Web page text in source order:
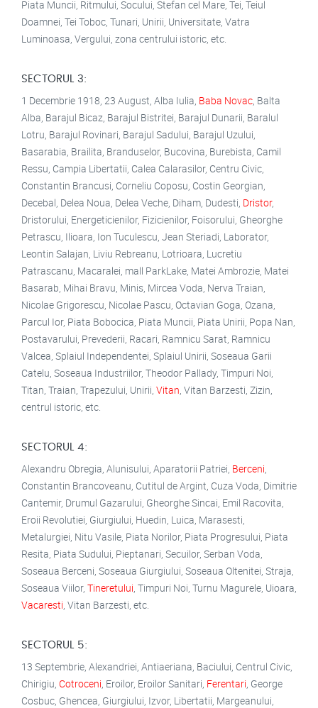
Piata Muncii, Ritmului, Socului, Stefan cel Mare, Tei, Teiul
Doamnei, Tei Toboc, Tunari, Unirii, Universitate, Vatra
Luminoasa, Vergului, zona centrului istoric, etc.
SECTORUL 3:
1 Decembrie 1918, 23 August, Alba Iulia, Baba Novac, Balta
Alba, Barajul Bicaz, Barajul Bistritei, Barajul Dunarii, Baralul
Lotru, Barajul Rovinari, Barajul Sadului, Barajul Uzului,
Basarabia, Brailita, Branduselor, Bucovina, Burebista, Camil
Ressu, Campia Libertatii, Calea Calarasilor, Centru Civic,
Constantin Brancusi, Corneliu Coposu, Costin Georgian,
Decebal, Delea Noua, Delea Veche, Diham, Dudesti, Dristor,
Dristorului, Energeticienilor, Fizicienilor, Foisorului, Gheorghe
Petrascu, Ilioara, Ion Tuculescu, Jean Steriadi, Laborator,
Leontin Salajan, Liviu Rebreanu, Lotrioara, Lucretiu
Patrascanu, Macaralei, mall ParkLake, Matei Ambrozie, Matei
Basarab, Mihai Bravu, Minis, Mircea Voda, Nerva Traian,
Nicolae Grigorescu, Nicolae Pascu, Octavian Goga, Ozana,
Parcul Ior, Piata Bobocica, Piata Muncii, Piata Unirii, Popa Nan,
Postavarului, Prevederii, Racari, Ramnicu Sarat, Ramnicu
Valcea, Splaiul Independentei, Splaiul Unirii, Soseaua Garii
Catelu, Soseaua Industriilor, Theodor Pallady, Timpuri Noi,
Titan, Traian, Trapezului, Unirii, Vitan, Vitan Barzesti, Zizin,
centrul istoric, etc.
SECTORUL 4:
Alexandru Obregia, Alunisului, Aparatorii Patriei, Berceni,
Constantin Brancoveanu, Cutitul de Argint, Cuza Voda, Dimitrie
Cantemir, Drumul Gazarului, Gheorghe Sincai, Emil Racovita,
Eroii Revolutiei, Giurgiului, Huedin, Luica, Marasesti,
Metalurgiei, Nitu Vasile, Piata Norilor, Piata Progresului, Piata
Resita, Piata Sudului, Pieptanari, Secuilor, Serban Voda,
Soseaua Berceni, Soseaua Giurgiului, Soseaua Oltenitei, Straja,
Soseaua Viilor, Tineretului, Timpuri Noi, Turnu Magurele, Uioara,
Vacaresti, Vitan Barzesti, etc.
SECTORUL 5:
13 Septembrie, Alexandriei, Antiaeriana, Baciului, Centrul Civic,
Chirigiu, Cotroceni, Eroilor, Eroilor Sanitari, Ferentari, George
Cosbuc, Ghencea, Giurgiului, Izvor, Libertatii, Margeanului,